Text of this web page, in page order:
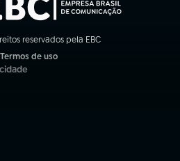
reservados pela EBC
Termos de uso
(abre em nova aba)